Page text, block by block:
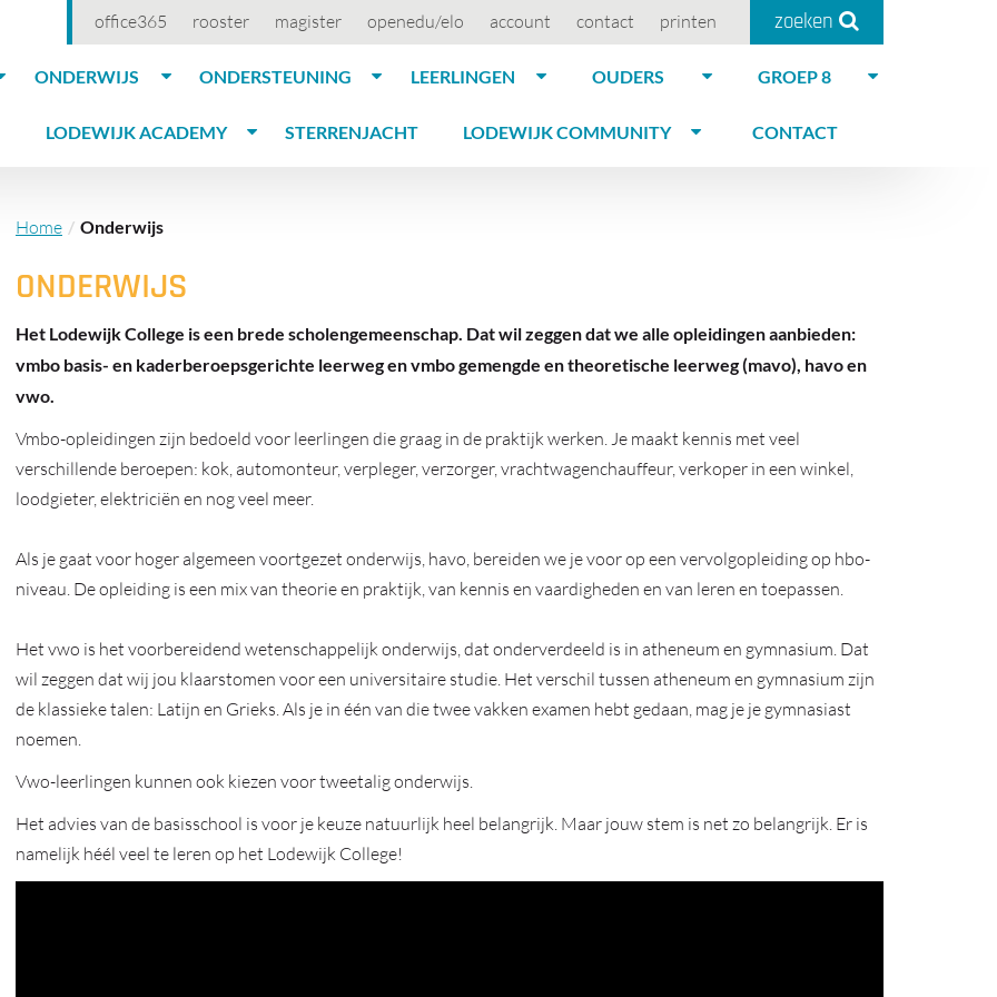
office365 rooster magister openedu/elo account contact printen zoeken
ONDERWIJS ONDERSTEUNING LEERLINGEN OUDERS GROEP 8
LODEWIJK ACADEMY STERRENJACHT LODEWIJK COMMUNITY CONTACT
Home Onderwijs
ONDERWIJS
Het Lodewijk College is een brede scholengemeenschap. Dat wil zeggen dat we alle opleidingen aanbieden:
vmbo basis- en kaderberoepsgerichte leerweg en vmbo gemengde en theoretische leerweg (mavo), havo en
vwo.
Vmbo-opleidingen zijn bedoeld voor leerlingen die graag in de praktijk werken. Je maakt kennis met veel
verschillende beroepen: kok, automonteur, verpleger, verzorger, vrachtwagenchauffeur, verkoper in een winkel,
loodgieter, elektriciën en nog veel meer.
Als je gaat voor hoger algemeen voortgezet onderwijs, havo, bereiden we je voor op een vervolgopleiding op hbo-
niveau. De opleiding is een mix van theorie en praktijk, van kennis en vaardigheden en van leren en toepassen.
Het vwo is het voorbereidend wetenschappelijk onderwijs, dat onderverdeeld is in atheneum en gymnasium. Dat
wil zeggen dat wij jou klaarstomen voor een universitaire studie. Het verschil tussen atheneum en gymnasium zijn
de klassieke talen: Latijn en Grieks. Als je in één van die twee vakken examen hebt gedaan, mag je je gymnasiast
noemen.
Vwo-leerlingen kunnen ook kiezen voor tweetalig onderwijs.
Het advies van de basisschool is voor je keuze natuurlijk heel belangrijk. Maar jouw stem is net zo belangrijk. Er is
namelijk héél veel te leren op het Lodewijk College!